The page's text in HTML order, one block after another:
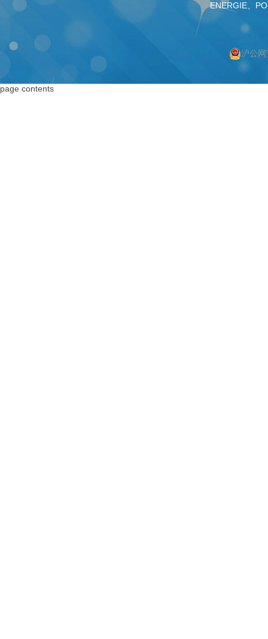
ENERGIE、
沪公
page contents